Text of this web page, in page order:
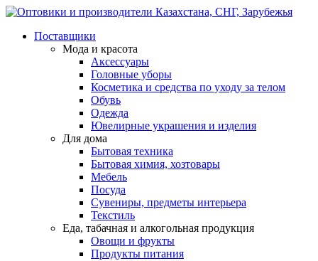
Поставщики
Мода и красота
Аксессуары
Головные уборы
Косметика и средства по уходу за телом
Обувь
Одежда
Ювелирные украшения и изделия
Для дома
Бытовая техника
Бытовая химия, хозтовары
Мебель
Посуда
Сувениры, предметы интерьера
Текстиль
Еда, табачная и алкогольная продукция
Овощи и фрукты
Продукты питания